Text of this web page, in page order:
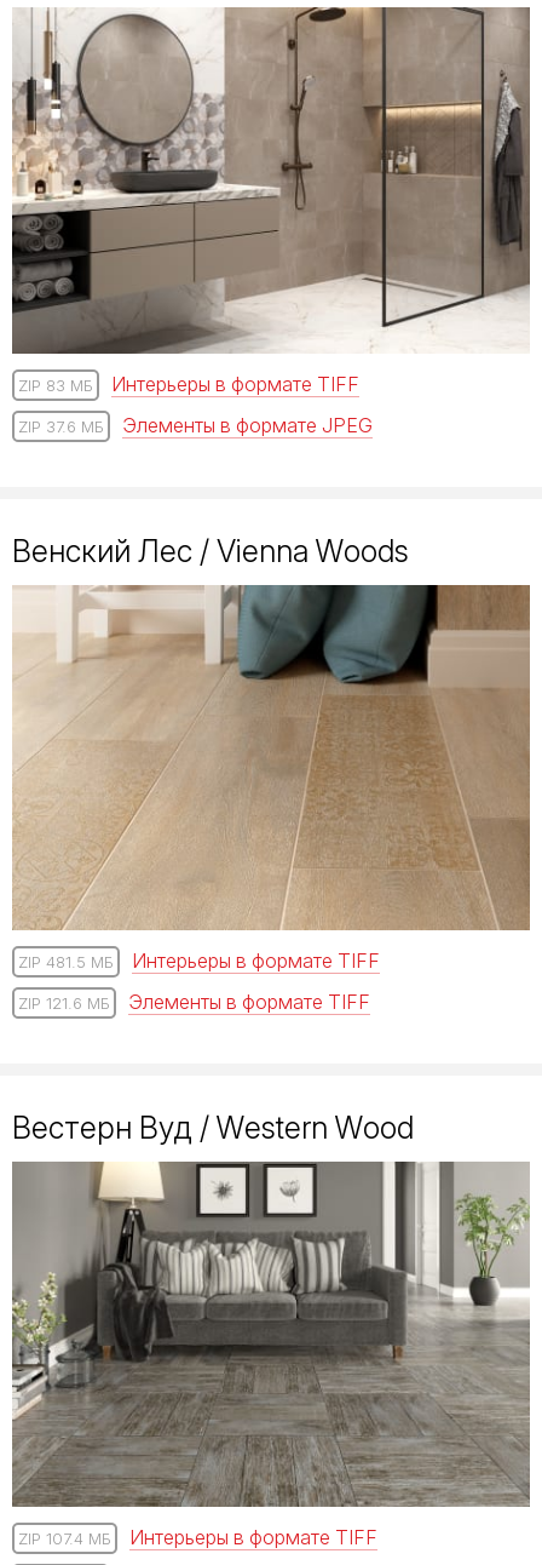
ZIP 83 МБ Интерьеры в формате TIFF
ZIP 37.6 МБ Элементы в формате JPEG
Венский Лес / Vienna Woods
ZIP 481.5 МБ Интерьеры в формате TIFF
ZIP 121.6 МБ Элементы в формате TIFF
Вестерн Вуд / Western Wood
ZIP 107.4 МБ Интерьеры в формате TIFF